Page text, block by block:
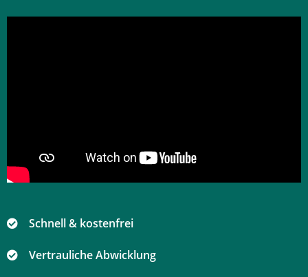
Schnell & kostenfrei
Vertrauliche Abwicklung